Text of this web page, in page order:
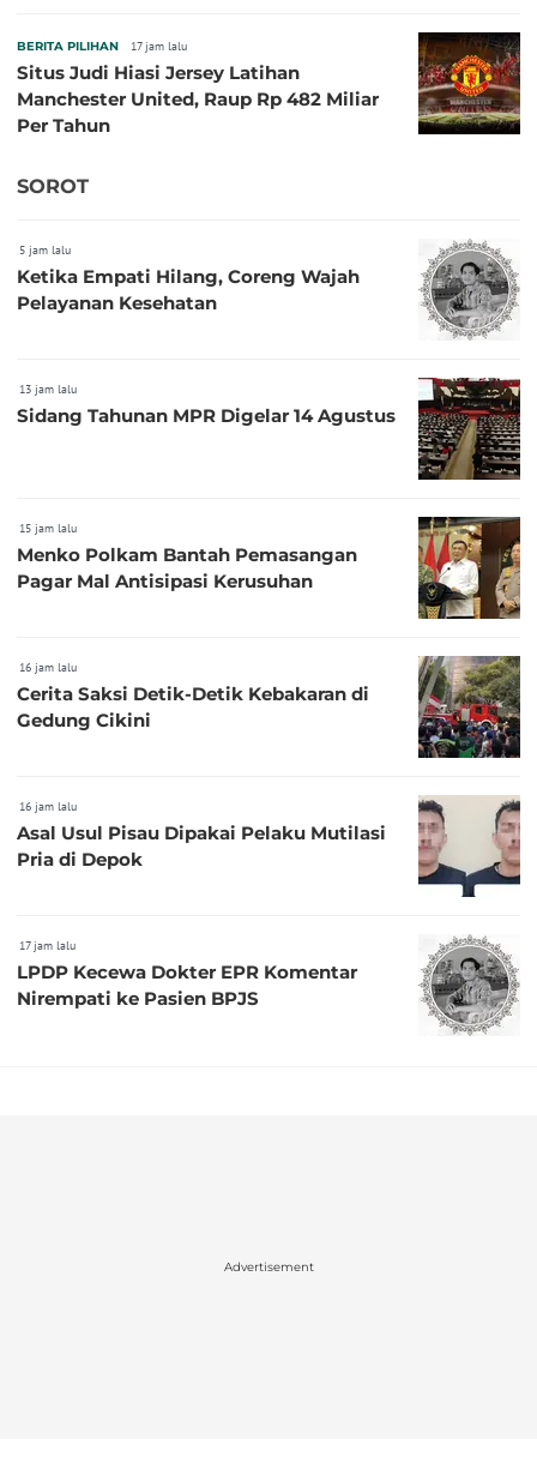
BERITA PILIHAN 17 jam lalu
Situs Judi Hiasi Jersey Latihan
Manchester United, Raup Rp 482 Miliar
Per Tahun
SOROT
5 jam lalu
Ketika Empati Hilang, Coreng Wajah
Pelayanan Kesehatan
13 jam lalu
Sidang Tahunan MPR Digelar 14 Agustus
15 jam lalu
Menko Polkam Bantah Pemasangan
Pagar Mal Antisipasi Kerusuhan
16 jam lalu
Cerita Saksi Detik-Detik Kebakaran di
Gedung Cikini
16 jam lalu
Asal Usul Pisau Dipakai Pelaku Mutilasi
Pria di Depok
17 jam lalu
LPDP Kecewa Dokter EPR Komentar
Nirempati ke Pasien BPJS
Advertisement